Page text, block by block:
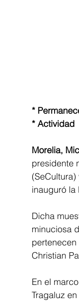
*
* Actividad
Morelia,
presidente
inauguró la
Dicha
minuciosa
Christian
En el
Tragaluz